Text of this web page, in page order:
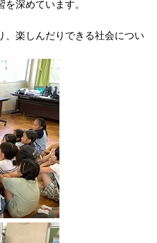
深めています。
、楽しんだりできる社会につい